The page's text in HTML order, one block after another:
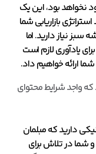
نخواهد بود، این یک
بازاریابی شما
سبز نیاز دارید. اما
یادآوری لازم است
ارائه خواهیم داد.
واجد شرایط محتوای
دارید که مبلمان
شما در تلاش برای